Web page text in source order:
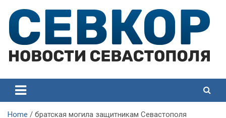
content
Севастополя
Севастополя
Home братская могила защитникам Севастополя